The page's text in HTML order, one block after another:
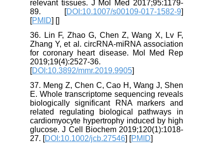
relevant tissues. J Mol Med 2017;95:1179-
89. [DOI:10.1007/s00109-017-1582-9
[PMID] [
36. Lin F, Zhao G, Chen Z, Wang X, Lv F,
Zhang Y, et al. circRNA‑miRNA association
for coronary heart disease. Mol Med Rep
2019;19(4):2527-36.
[DOI:10.3892/mmr.2019.9905
37. Meng Z, Chen C, Cao H, Wang J, Shen
E. Whole transcriptome sequencing reveals
biologically significant RNA markers and
related regulating biological pathways in
cardiomyocyte hypertrophy induced by high
glucose. J Cell Biochem 2019;120(1):1018-
27. [DOI:10.1002/jcb.27546] [PMID